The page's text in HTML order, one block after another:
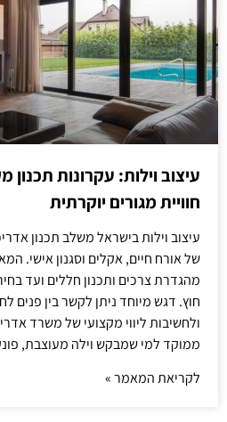
עיצוב וילות: עקרונות תכנון
חוויית מגורים יוקרתית
עיצוב וילות בישראל משלב תכנון
של אורח חיים, אקלים וסגנון אישי.
מהגדרת צרכים ותכנון חללים ועד
חוץ. דגש מיוחד ניתן לקשר בין פנים
ולחשיבות ליווי מקצועי של משרד
ממוקד למי שמבקש וילה מעוצבת,
לקריאת המאמר »